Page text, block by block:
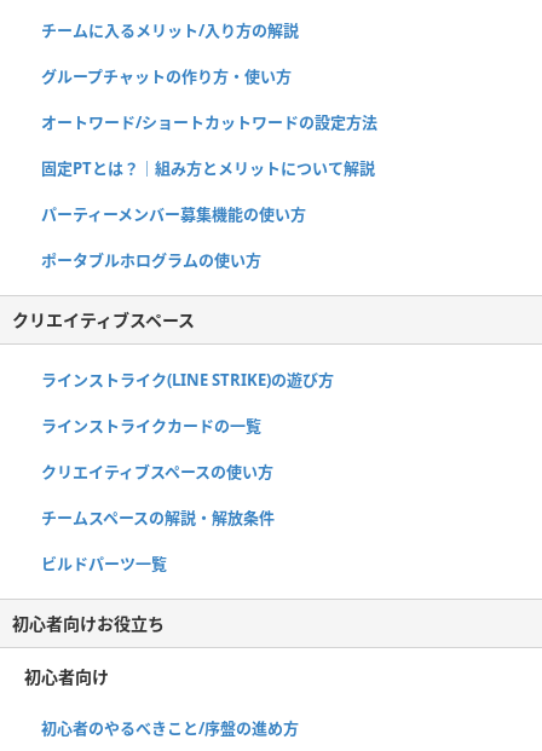
チームに入るメリット/入り方の解説
グループチャットの作り方・使い方
オートワード/ショートカットワードの設定方法
固定PTとは？｜組み方とメリットについて解説
パーティーメンバー募集機能の使い方
ポータブルホログラムの使い方
クリエイティブスペース
ラインストライク(LINE STRIKE)の遊び方
ラインストライクカードの一覧
クリエイティブスペースの使い方
チームスペースの解説・解放条件
ビルドパーツ一覧
初心者向けお役立ち
初心者向け
初心者のやるべきこと/序盤の進め方